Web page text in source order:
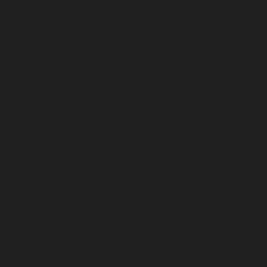
Nives
Goran
Lijepa supruga našeg bivšeg
je očarala prirodnom ljepotom u
sretni Goran nije ju ispuštao iz